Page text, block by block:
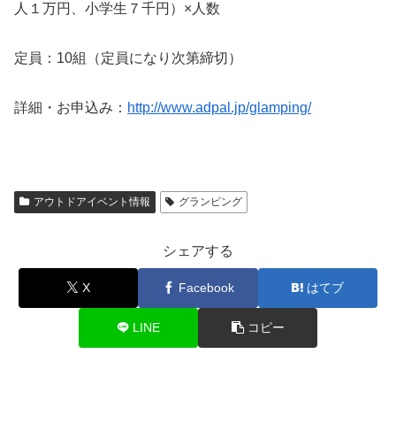
人１万円、小学生７千円）×人数
定員：10組（定員になり次第締切）
詳細・お申込み： http://www.adpal.jp/glamping/
アウトドアイベント情報 グランピング
シェアする
X Facebook はてブ
LINE コピー